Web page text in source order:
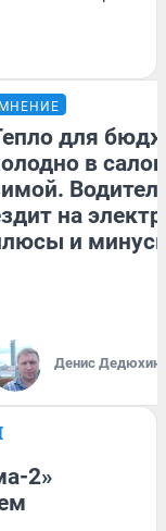
МНЕНИЕ
для
в
на
и
Денис Дедюхин
2»